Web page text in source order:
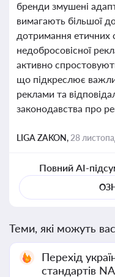
бренди змушені
вимагають більшої
дотримання етичних
недобросовісної
активно
що підкреслює
реклами та
законодавства про
LIGA ZAKON, 28
Повний AI-
Теми, які можуть
Перехід
стандартів